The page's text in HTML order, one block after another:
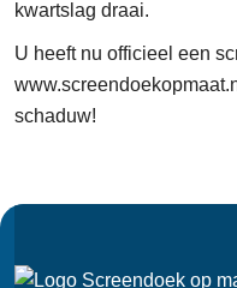
kwartslag draai.
U heeft nu officieel een
schaduw!